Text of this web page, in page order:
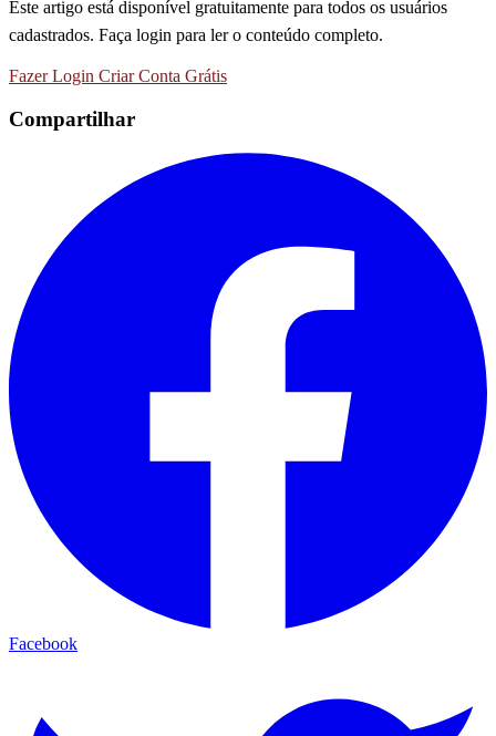
Este artigo está disponível gratuitamente para todos os usuários
cadastrados. Faça login para ler o conteúdo completo.
Fazer Login Criar Conta Grátis
Compartilhar
Facebook